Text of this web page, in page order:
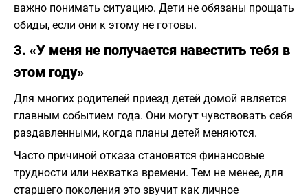
важно понимать ситуацию. Дети не обязаны прощать
обиды, если они к этому не готовы.
3. «У меня не получается навестить тебя в
этом году»
Для многих родителей приезд детей домой является
главным событием года. Они могут чувствовать себя
раздавленными, когда планы детей меняются.
Часто причиной отказа становятся финансовые
трудности или нехватка времени. Тем не менее, для
старшего поколения это звучит как личное